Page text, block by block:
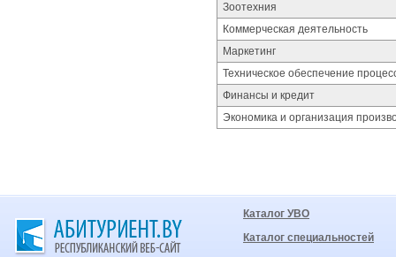
Зоотехния
Коммерческая деятельность
Маркетинг
Техническое обеспечение
Финансы и кредит
Экономика и организация
Каталог УВО
Каталог специальностей